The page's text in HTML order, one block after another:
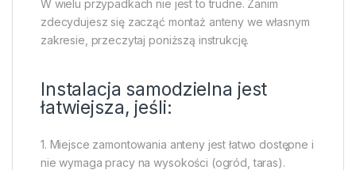
W wielu przypadkach nie jest to trudne. Zanim
zdecydujesz się zacząć montaż anteny we własnym
zakresie, przeczytaj poniższą instrukcję.
Instalacja samodzielna jest
łatwiejsza, jeśli:
1. Miejsce zamontowania anteny jest łatwo dostępne i
nie wymaga pracy na wysokości (ogród, taras).